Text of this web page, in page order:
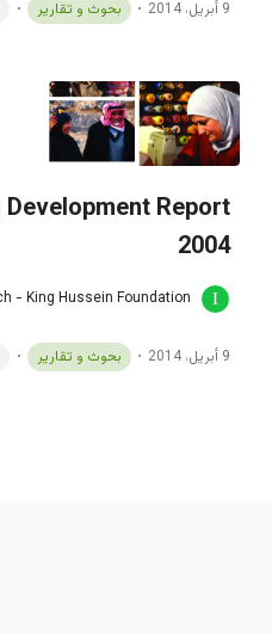
9 أبريل، 2014 بحوث و تقارير
Report
2004
- King Hussein Foundation
9 أبريل، 2014 بحوث و تقارير